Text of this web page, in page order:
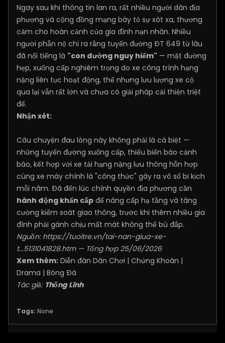
Ngay sau khi thông tin lan ra, rất nhiều người dân địa
phương và cộng đồng mạng bày tỏ sự xót xa, thương
cảm cho hoàn cảnh của gia đình nạn nhân. Nhiều
người phẫn nộ chỉ ra rằng tuyến đường ĐT 649 từ lâu
đã nổi tiếng là "con đường nguy hiểm" — mặt đường
hẹp, xuống cấp nghiêm trọng do xe công trình hạng
nặng liên tục hoạt động, thế nhưng lưu lượng xe cộ
qua lại vẫn rất lớn và chưa có giải pháp cải thiện triệt
để.
Nhận xét:
Câu chuyện đau lòng này không phải là cá biệt —
những tuyến đường xuống cấp, thiếu biển báo cảnh
báo, kết hợp với xe tải hạng nặng lưu thông hỗn hợp
cùng xe máy chính là "công thức" gây ra vô số bi kịch
mỗi năm. Đã đến lúc chính quyền địa phương cần
hành động khẩn cấp để nâng cấp hạ tầng và tăng
cường kiểm soát giao thông, trước khi thêm nhiều gia
đình phải gánh chịu mất mát không thể bù đắp.
Nguồn: https://tuoitre.vn/tai-nan-giua-xe-
t...5131041828.htm— Tổng hợp 25/06/2026
Xem thêm: Diễn đàn Dân Chơi | Chứng Khoán |
Drama | Bóng Đá
Tác giả: Thống Lĩnh
Tags: None